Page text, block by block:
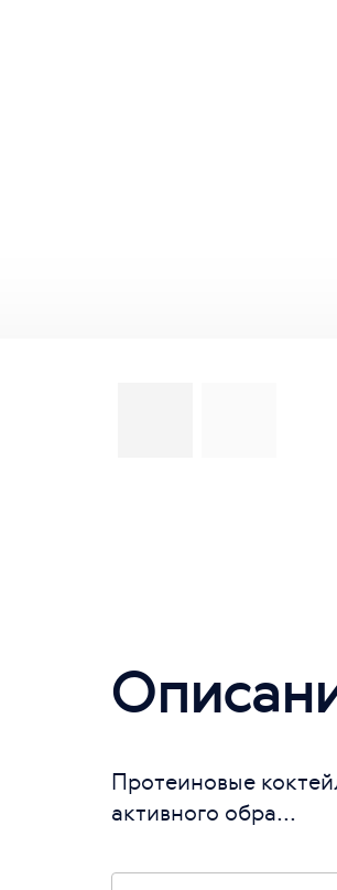
Протеиновые
активного обра...